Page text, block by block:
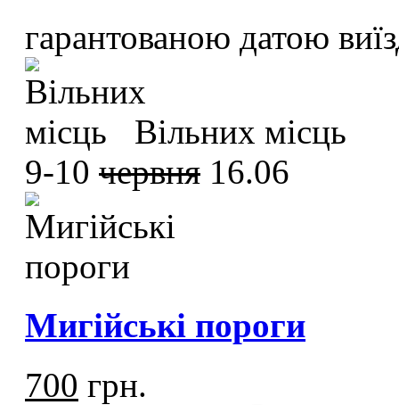
гарантованою датою
Вільних місць
9-10 червня 16.06
Мигійські пороги
700 грн.